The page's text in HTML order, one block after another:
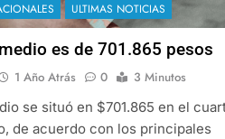
ULTIMAS NOTICIAS
es de 701.865 pesos
1 Año Atrás 0
3 Minutos
se situó en $701.865 en el
de acuerdo con los principales